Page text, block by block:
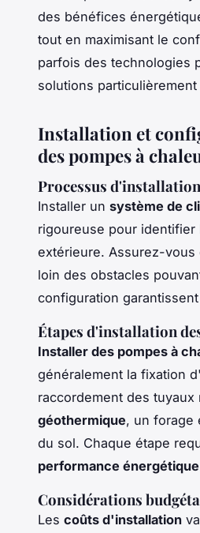
des bénéfices
tout en maximisant le
parfois des technologies
solutions
Installation et
des pompes à
Processus
Installer un système de
rigoureuse pour
extérieure. Assurez-
loin des obstacles
configuration
Étapes d'installation
Installer des pompes à
généralement la fixation
raccordement des
géothermique, un forage
du sol. Chaque étape
performance énergétique
Considérations
Les coûts d'installation